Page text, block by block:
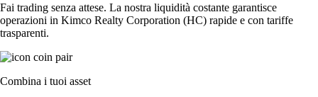
Fai trading senza attese. La nostra liquidità costante garantisce
operazioni in Kimco Realty Corporation (HC) rapide e con tariffe
trasparenti.
Combina i tuoi asset